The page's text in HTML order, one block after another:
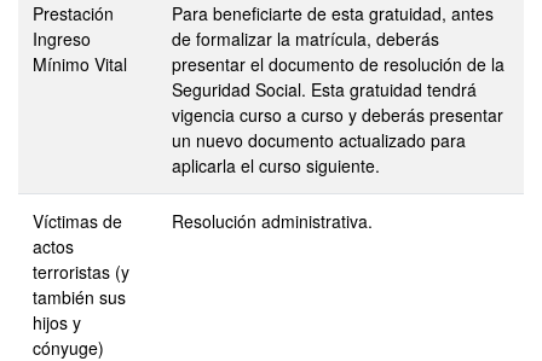
Prestación
Ingreso
Mínimo Vital
Para beneficiarte de esta gratuidad, antes
de formalizar la matrícula, deberás
presentar el documento de resolución de la
Seguridad Social. Esta gratuidad tendrá
vigencia curso a curso y deberás presentar
un nuevo documento actualizado para
aplicarla el curso siguiente.
Víctimas de
actos
terroristas (y
también sus
hijos y
cónyuge)
Resolución administrativa.